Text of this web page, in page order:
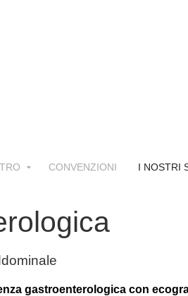
CONVENZIONI I NOSTRI
gastroenterologica con